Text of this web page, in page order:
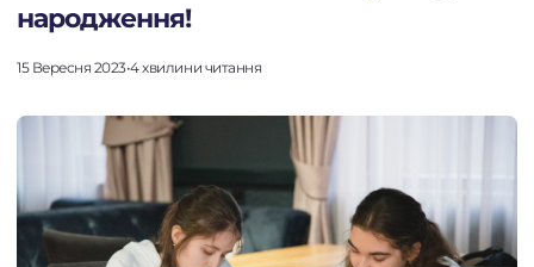
народження!
15 Вересня 2023•4 хвилини читання